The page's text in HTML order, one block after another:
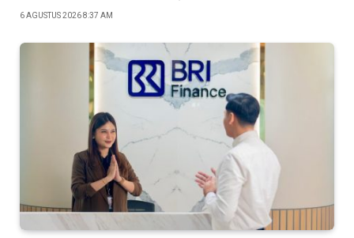
6 AGUSTUS 2026 8:37 AM